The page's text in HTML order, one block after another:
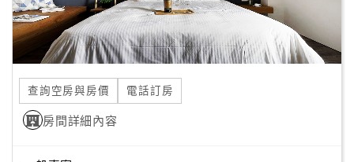
度
訂
單
管
理
查詢空房與房價 電話訂房
房間詳細內容